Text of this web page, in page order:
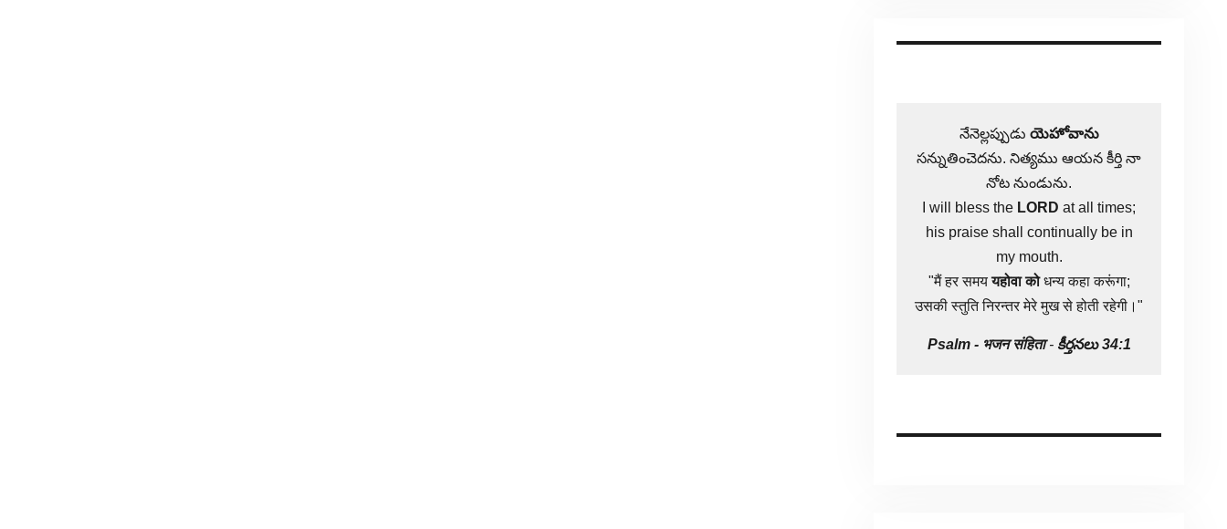
నేనెల్లప్పుడు యెహోవాను
సన్నుతించెదను. నిత్యము ఆయన కీర్తి నా
నోట నుండును.
I will bless the LORD at all times;
his praise shall continually be in
my mouth.
"मैं हर समययहोवा कोधन्य कहा करूंगा;
उसकी स्तुति निरन्तर मेरे मुख से होती रहेगी।"
Psalm - भजन संहिता- కీర్తనలు 34:1